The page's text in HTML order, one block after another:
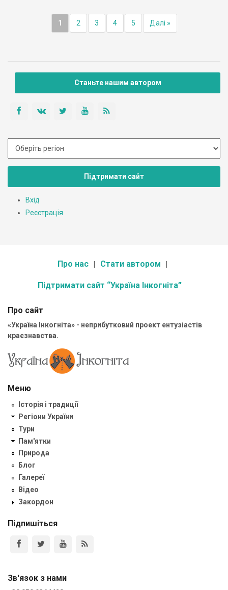
1 2 3 4 5 Далі »
Станьте нашим автором
Підтримати сайт
Вхід
Реєстрація
Про нас Стати автором
Підтримати сайт “Україна Інкогніта”
Про сайт
«Україна Інкогніта» - неприбутковий проект ентузіастів
краєзнавства.
Меню
Історія і традиції
Регіони України
Тури
Пам'ятки
Природа
Блог
Галереї
Відео
Закордон
Підпишіться
Зв'язок з нами